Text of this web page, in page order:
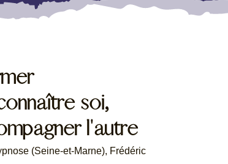
soi,
l'autre
(Seine-et-Marne), Frédéric